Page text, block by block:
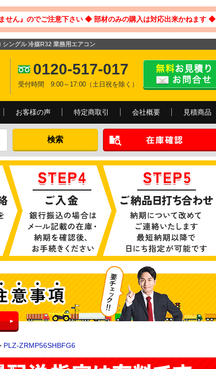
せん』のでご注意下さい ◆ 部材のみの購入は対応出来かねます ◆
ングル 冷媒R32 業務用エアコン
0120-517-017
受付時間 9:00～17:00（土日祝を除く）
お客様の声 特定商取引 会社概要 見積商品
PLZ-ZRMP56SHBFG6